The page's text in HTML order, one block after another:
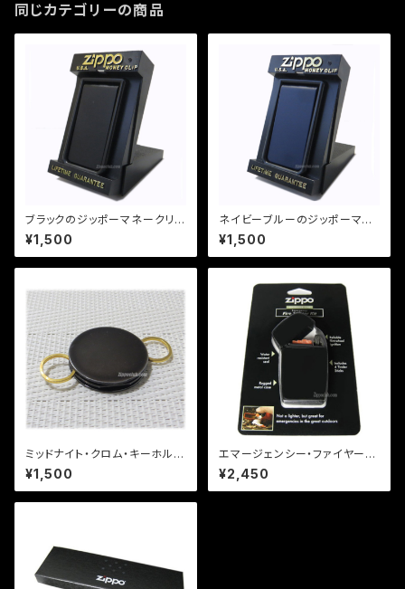
同じカテゴリーの商品
ブラックのジッポーマネークリッ
プ / Zippo Black Money Cli
p
¥1,500
ネイビーブルーのジッポーマネ
ークリップ / Zippo Navy Blu
e Money Clip
¥1,500
ミッドナイト・クロム・キーホルダ
ー / Zippo Midnight Chrom
e KeyHolder
¥1,500
エマージェンシー・ファイヤー・
スターター・キット･ブラックマッ
ト Emergency Fire Starter K
it
¥2,450